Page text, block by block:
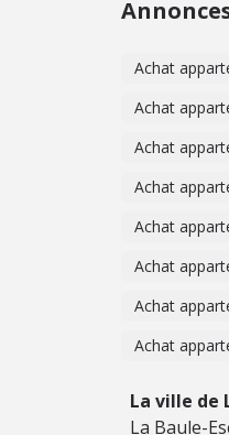
Achat
Achat
Achat
Achat
Achat
Achat
Achat
Achat
La ville de
La Baule-